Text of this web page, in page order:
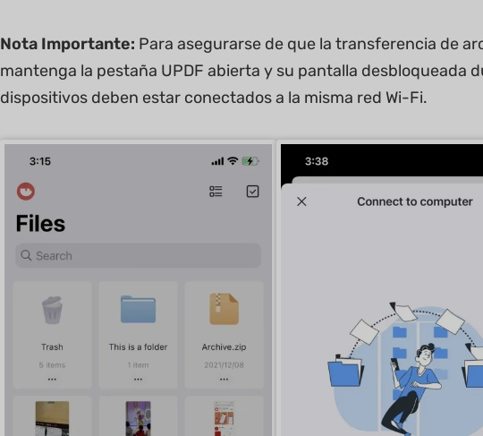
Nota Importante: Para asegurarse de que la transferencia de
mantenga la pestaña UPDF abierta y su pantalla desbloqueada
dispositivos deben estar conectados a la misma red Wi-Fi.